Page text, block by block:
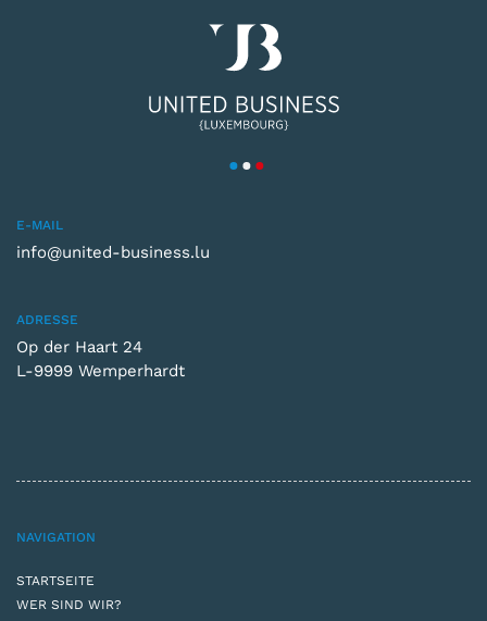
E-MAIL
info@united-business.lu
ADRESSE
Op der Haart 24
L-9999 Wemperhardt
NAVIGATION
STARTSEITE
WER SIND WIR?